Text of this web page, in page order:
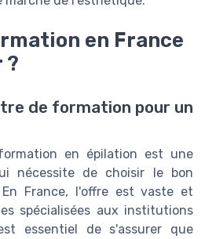
en France
?
de formation pour un
en épilation est une
nécessite de choisir le bon
France, l'offre est vaste et
spécialisées aux institutions
essentiel de s'assurer que